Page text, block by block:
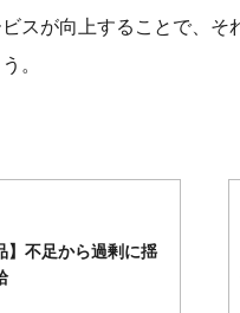
スが向上することで、
。
】不足から過剰に揺